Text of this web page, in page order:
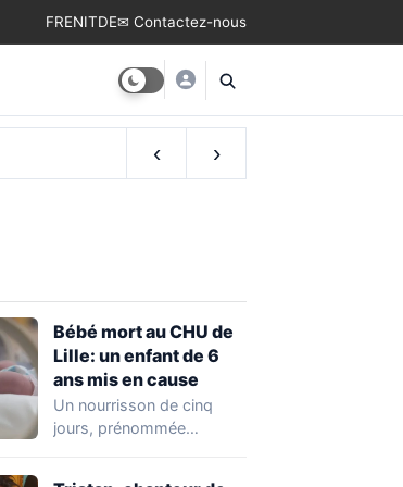
FRENITDE✉ Contactez-nous
‹ ›
Bébé mort au CHU de
Lille: un enfant de 6
ans mis en cause
Un nourrisson de cinq
jours, prénommée